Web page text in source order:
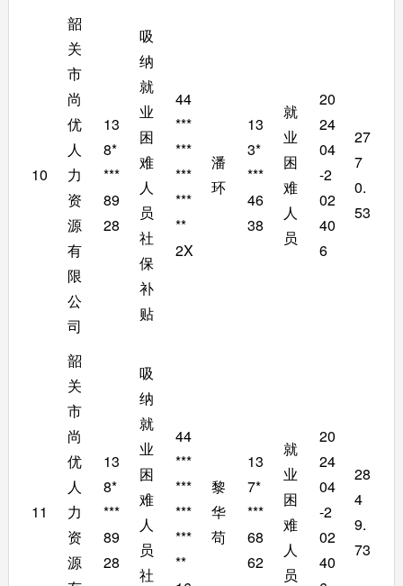
10
韶
关
市
尚
优
人
力
资
源
有
限
公
司
13
8*
***
89
28
吸
纳
就
业
困
难
人
员
社
保
补
贴
44
***
***
***
***
**
2X
潘
环
13
3*
***
46
38
就
业
困
难
人
员
20
24
04
-2
02
40
6
27
7
0.
53
11
韶
关
市
尚
优
人
力
资
源
13
8*
***
89
28
吸
纳
就
业
困
难
人
员
社
44
***
***
***
***
**
黎
华
苟
13
7*
***
68
62
就
业
困
难
人
员
20
24
04
-2
02
40
28
4
9.
73